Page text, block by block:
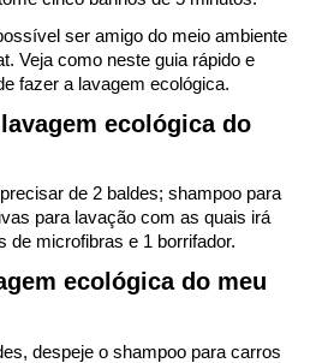
ser amigo do meio ambiente
Veja como neste guia rápido e
fazer a lavagem ecológica.
ecológica do
de 2 baldes; shampoo para
para lavação com as quais irá
de microfibras e 1 borrifador.
ecológica do meu
despeje o shampoo para carros